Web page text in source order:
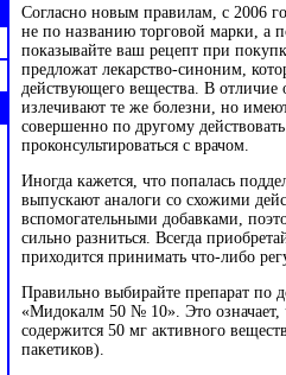
Согласно новым правилам, с 2006
не по названию торговой марки, а
показывайте ваш рецепт при
предложат лекарство-синоним,
действующего вещества. В
излечивают те же болезни, но
совершенно по другому
проконсультироваться с врачом.
Иногда кажется, что попалась
выпускают аналоги со схожими
вспомогательными добавками,
сильно разниться. Всегда
приходится принимать что-либо
Правильно выбирайте препарат по
«Мидокалм 50 № 10». Это означает,
содержится 50 мг активного
пакетиков).